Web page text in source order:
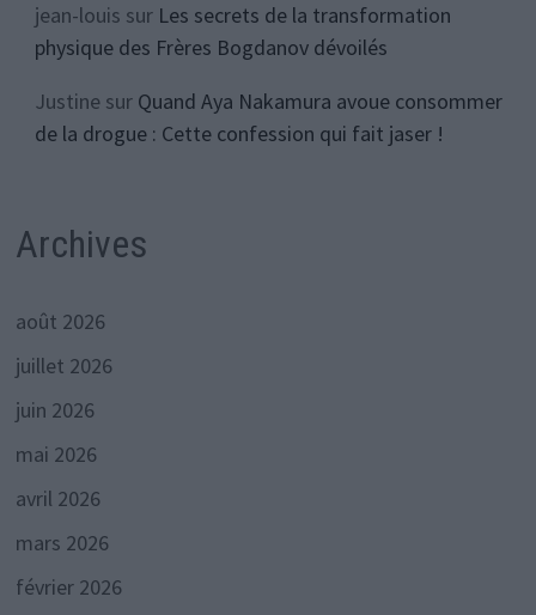
jean-louis sur Les secrets de la transformation
physique des Frères Bogdanov dévoilés
Justinesur Quand Aya Nakamura avoue consommer
de la drogue : Cette confession qui fait jaser !
Archives
août 2026
juillet 2026
juin 2026
mai 2026
avril 2026
mars 2026
février 2026